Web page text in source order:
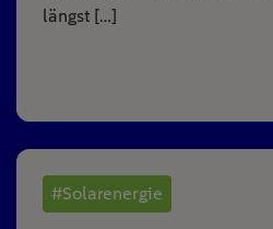
längst […]
#Solarenergie